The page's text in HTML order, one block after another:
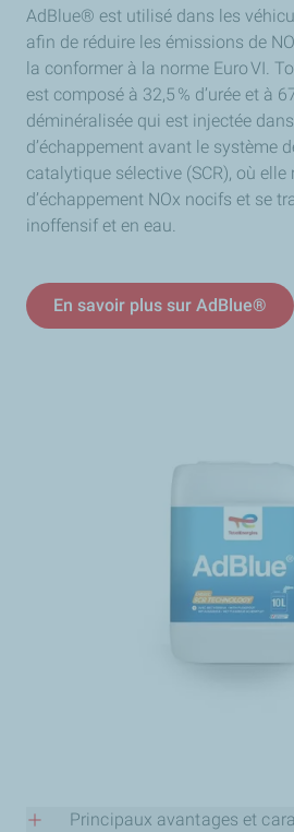
AdBlue® est utilisé dans les
afin de réduire les émissions de
la conformer à la norme Euro VI.
est composé à 32,5 % d’urée et à
déminéralisée qui est injectée
d’échappement avant le système
catalytique sélective (SCR), où
d’échappement NOx nocifs et se
inoffensif et en eau.
En savoir plus sur AdBlue®
Principaux avantages et